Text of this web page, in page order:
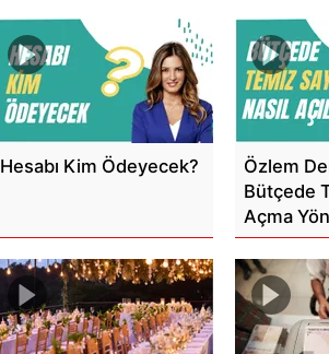
Hesabı Kim Ödeyecek?
Özlem
Bütçede
Açma